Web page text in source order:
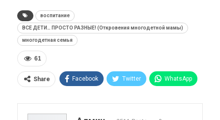
воспитание
ВСЕ ДЕТИ… ПРОСТО РАЗНЫЕ! (Откровения многодетной мамы)
многодетная семья
61
Share Facebook Twitter WhatsApp
Telegram